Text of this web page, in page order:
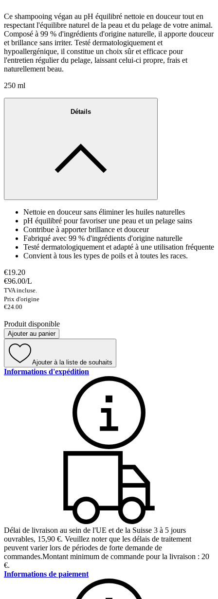
Ce shampooing végan au pH équilibré nettoie en douceur tout en
respectant l'équilibre naturel de la peau et du pelage de votre animal.
Composé à 99 % d'ingrédients d'origine naturelle, il apporte douceur
et brillance sans irriter. Testé dermatologiquement et
hypoallergénique, il constitue un choix sûr et efficace pour
l'entretien régulier du pelage, laissant celui-ci propre, frais et
naturellement beau.
250 ml
Détails
Nettoie en douceur sans éliminer les huiles naturelles
pH équilibré pour favoriser une peau et un pelage sains
Contribue à apporter brillance et douceur
Fabriqué avec 99 % d'ingrédients d'origine naturelle
Testé dermatologiquement et adapté à une utilisation fréquente
Convient à tous les types de poils et à toutes les races.
€19.20
€96.00/L
TVA incluse.
Prix ​​d'origine
€24.00
Produit disponible
Ajouter au panier
Ajouter à la liste de souhaits
Informations d'expédition
Délai de livraison au sein de l'UE et de la Suisse 3 à 5 jours
ouvrables, 15,90 €. Veuillez noter que les délais de traitement
peuvent varier lors de périodes de forte demande de
commandes.Montant minimum de commande pour la livraison : 20
€.
Informations de paiement